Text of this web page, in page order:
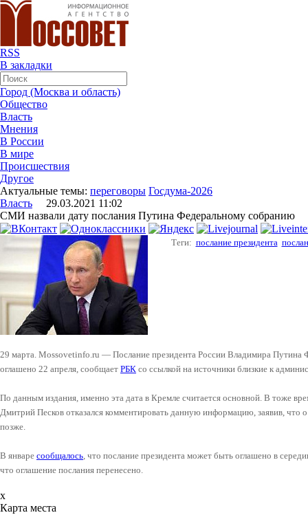
RSS
В закладки
Город (Москва и область)
Общество
Власть
Мнения
В России
В мире
Происшествия
Другое
Актуальные темы: переговоры Госдума-2026
Власть 29.03.2021 11:02
СМИ назвали дату послания Путина Федеральному собранию
Теги: послание президента
29 марта. Mossovetinfo.ru — Послание президента России Владимира
оглашено 22 апреля, сообщает РБК со ссылкой на источники близкие к
По данным издания, именно эта дата в Кремле считается основной. В тоже
Дмитрий Песков отказался комментировать данную информацию, заявив, что
позже.
В январе сообщалось, что послание президента может быть оглашено в
что оглашение послания перенесено.
x
Карта места